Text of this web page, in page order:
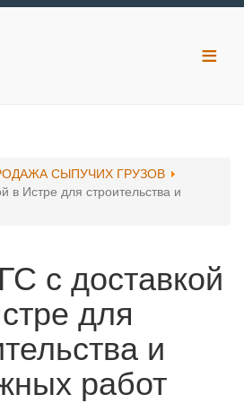
≡
СЫПУЧИХ ГРУЗОВ
в Истре для строительства и
с доставкой
для
и
работ